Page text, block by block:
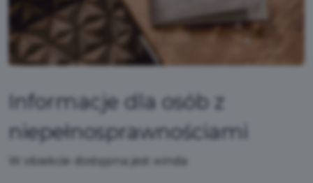
Informacje dla osób z
niepełnosprawnościami
W obiekcie dostępna jest winda